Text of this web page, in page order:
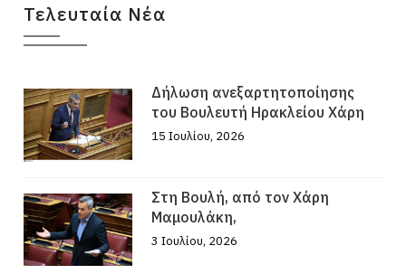
Τελευταία Νέα
Δήλωση ανεξαρτητοποίησης
του Βουλευτή Ηρακλείου Χάρη
15 Ιουλίου, 2026
Στη Βουλή, από τον Χάρη
Μαμουλάκη,
3 Ιουλίου, 2026